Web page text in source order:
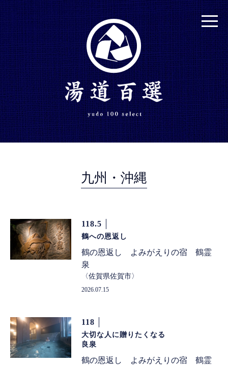
九州・沖縄
118.5
鶴への恩返し
鶴の恩返し よみがえりの宿 鶴霊
泉
佐賀県佐賀市
2026.07.15
118
大切な人に贈りたくなる
良泉
鶴の恩返し よみがえりの宿 鶴霊